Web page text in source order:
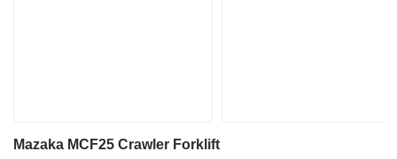
Mazaka MCF25 Crawler Forklift